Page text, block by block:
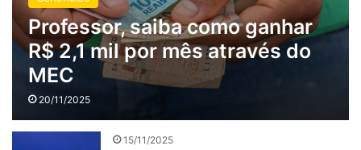
Professor, saiba como ganhar
R$ 2,1 mil por mês através do
MEC
20/11/2025
15/11/2025